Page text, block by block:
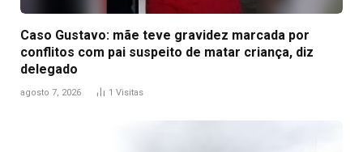
Caso Gustavo: mãe teve gravidez marcada por
conflitos com pai suspeito de matar criança, diz
delegado
agosto 7, 2026 1 Visitas